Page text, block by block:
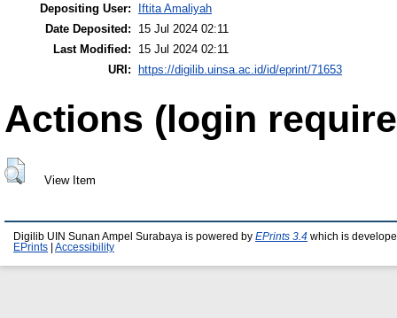
Depositing User:
Iftita Amaliyah
Date Deposited:
15 Jul 2024 02:11
Last Modified:
15 Jul 2024 02:11
URI:
https://digilib.uinsa.ac.id/id/eprint/71653
Actions (login
View Item
Digilib UIN Sunan Ampel Surabaya is powered by EPrints 3.4 which is
EPrints
Accessibility